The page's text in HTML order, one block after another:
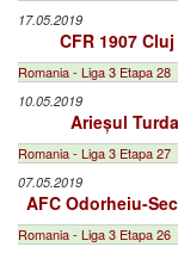
17.05.2019
CFR 1907 Cluj
Romania - Liga 3 Etapa 28
10.05.2019
Arieșul Turda
Romania - Liga 3 Etapa 27
07.05.2019
AFC Odorheiu-
Romania - Liga 3 Etapa 26